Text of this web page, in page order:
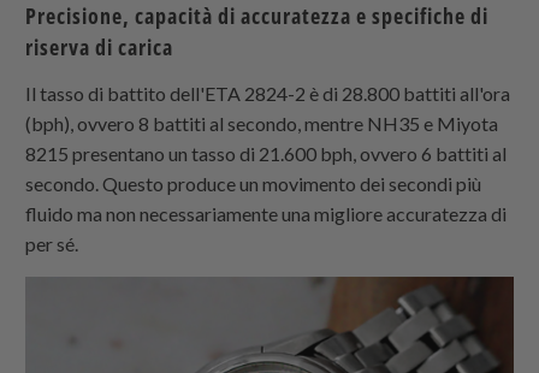
Precisione, capacità di accuratezza e specifiche di
riserva di carica
Il tasso di battito dell'ETA 2824-2 è di 28.800 battiti all'ora
(bph), ovvero 8 battiti al secondo, mentre NH35 e Miyota
8215 presentano un tasso di 21.600 bph, ovvero 6 battiti al
secondo. Questo produce un movimento dei secondi più
fluido ma non necessariamente una migliore accuratezza di
per sé.